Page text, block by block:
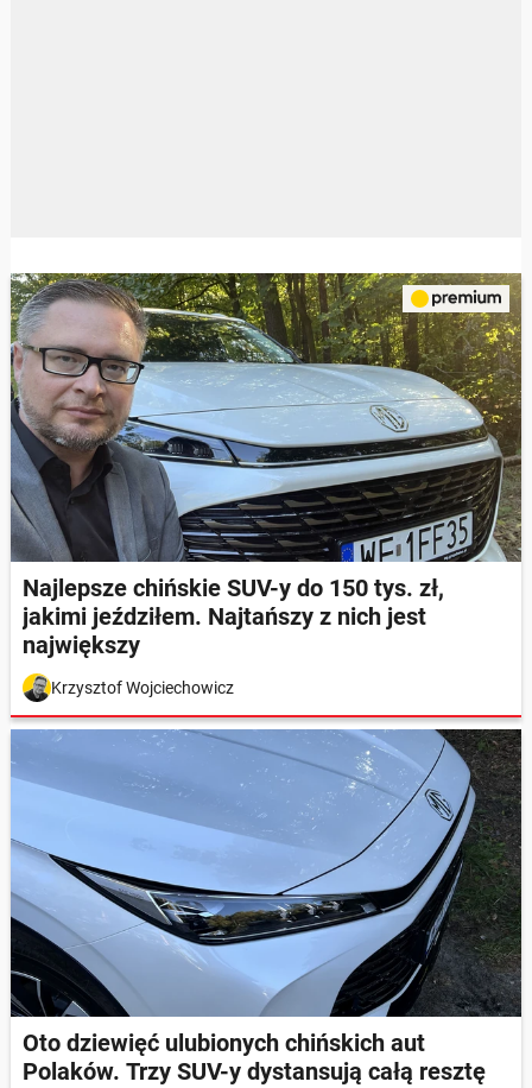
Najlepsze chińskie SUV-y do 150 tys. zł,
jakimi jeździłem. Najtańszy z nich jest
największy
Krzysztof Wojciechowicz
Oto dziewięć ulubionych chińskich aut
Polaków. Trzy SUV-y dystansują całą resztę